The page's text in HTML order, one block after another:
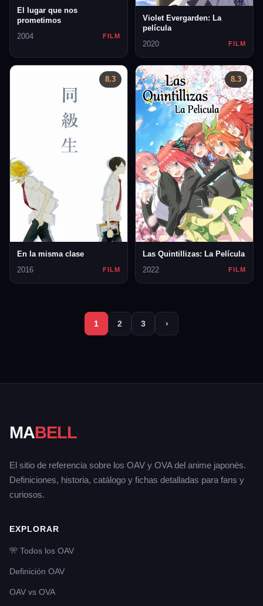
El lugar que nos
prometimos
2004
FILM
Violet Evergarden: La
película
2020
FILM
8.3
En la misma clase
2016
FILM
8.3
Las Quintillizas: La Película
2022
FILM
1 2 3 ›
MABELL
El sitio de referencia sobre los OAV y OVA del anime japonés.
Definiciones, historia, catálogo y fichas detalladas para fans y
curiosos.
EXPLORAR
🎌 Todos los OAV
Definición OAV
OAV vs OVA